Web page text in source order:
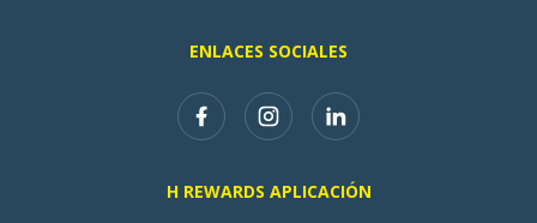
ENLACES SOCIALES
H REWARDS APLICACIÓN